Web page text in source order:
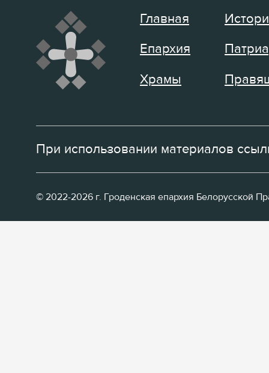
Главная
Епархия
Храмы
При использовании материалов
© 2022-2026 г. Гроденская епархия Белорусской